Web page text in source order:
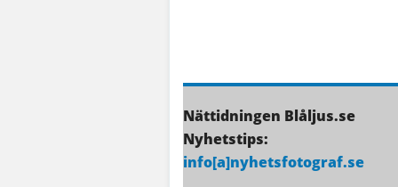
Nättidningen Blåljus.se
Nyhetstips:
info[a]nyhetsfotograf.se